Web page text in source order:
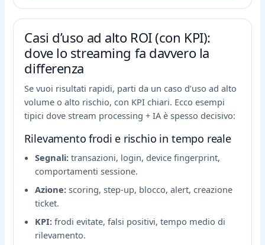
Casi d’uso ad alto ROI (con KPI):
dove lo streaming fa davvero la
differenza
Se vuoi risultati rapidi, parti da un caso d’uso ad alto
volume o alto rischio, con KPI chiari. Ecco esempi
tipici dove stream processing + IA è spesso decisivo:
Rilevamento frodi e rischio in tempo reale
Segnali: transazioni, login, device fingerprint,
comportamenti sessione.
Azione: scoring, step-up, blocco, alert, creazione
ticket.
KPI: frodi evitate, falsi positivi, tempo medio di
rilevamento.